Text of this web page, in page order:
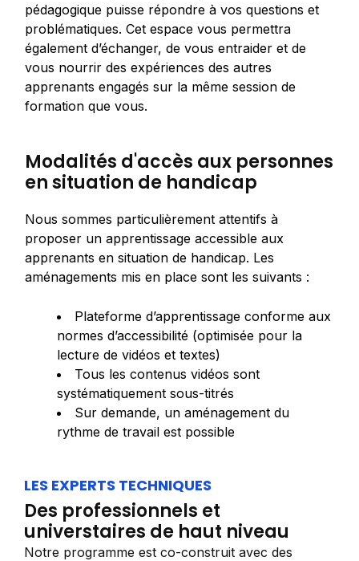
pédagogique puisse répondre à vos questions et
problématiques. Cet espace vous permettra
également d’échanger, de vous entraider et de
vous nourrir des expériences des autres
apprenants engagés sur la même session de
formation que vous.
Modalités d'accès aux personnes
en situation de handicap
Nous sommes particulièrement attentifs à
proposer un apprentissage accessible aux
apprenants en situation de handicap. Les
aménagements mis en place sont les suivants :
Plateforme d’apprentissage conforme aux
normes d’accessibilité (optimisée pour la
lecture de vidéos et textes)
Tous les contenus vidéos sont
systématiquement sous-titrés
Sur demande, un aménagement du
rythme de travail est possible
LES EXPERTS TECHNIQUES
Des professionnels et
universtaires de haut niveau
Notre programme est co-construit avec des